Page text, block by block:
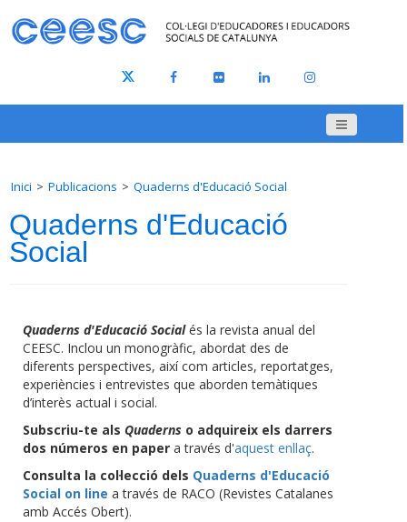
Inici Publicacions Quaderns d'Educació Social
Quaderns d'Educació
Social
Quaderns d'Educació Social és la revista anual del
CEESC. Inclou un monogràfic, abordat des de
diferents perspectives, així com articles, reportatges,
experiències i entrevistes que aborden temàtiques
d’interès actual i social.
Subscriu-te als Quaderns o adquireix els darrers
dos números en paper a través d'aquest enllaç.
Consulta la col·lecció dels Quaderns d'Educació
Social on line a través de RACO (Revistes Catalanes
amb Accés Obert).